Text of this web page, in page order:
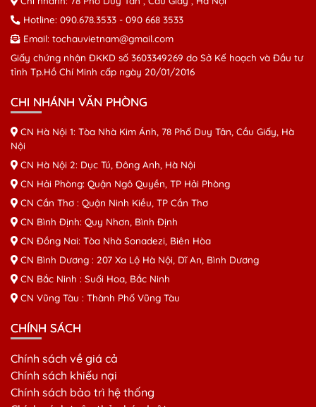
Hotline: 090.678.3533 - 090 668 3533
Email: tochauvietnam@gmail.com
Giấy chứng nhận ĐKKD số 3603349269 do Sở Kế hoạch và Đầu tư
tỉnh Tp.Hồ Chí Minh cấp ngày 20/01/2016
CHI NHÁNH VĂN PHÒNG
CN Hà Nội 1: Tòa Nhà Kim Ánh, 78 Phố Duy Tân, Cầu Giấy, Hà
Nội
CN Hà Nội 2: Dục Tú, Đông Anh, Hà Nội
CN Hải Phòng: Quận Ngô Quyền, TP Hải Phòng
CN Cần Thơ : Quận Ninh Kiều, TP Cần Thơ
CN Bình Định: Quy Nhơn, Bình Định
CN Đồng Nai: Tòa Nhà Sonadezi, Biên Hòa
CN Bình Dương : 207 Xa Lộ Hà Nội, Dĩ An, Bình Dương
CN Bắc Ninh : Suối Hoa, Bắc Ninh
CN Vũng Tàu : Thành Phố Vũng Tàu
CHÍNH SÁCH
Chính sách về giá cả
Chính sách khiếu nại
Chính sách bảo trì hệ thống